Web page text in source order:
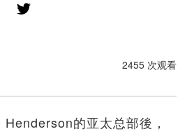
2455 次观看
的亚太总部後，